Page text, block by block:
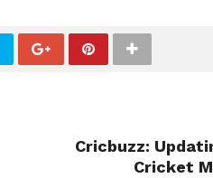
Cricbuzz:
Cricket